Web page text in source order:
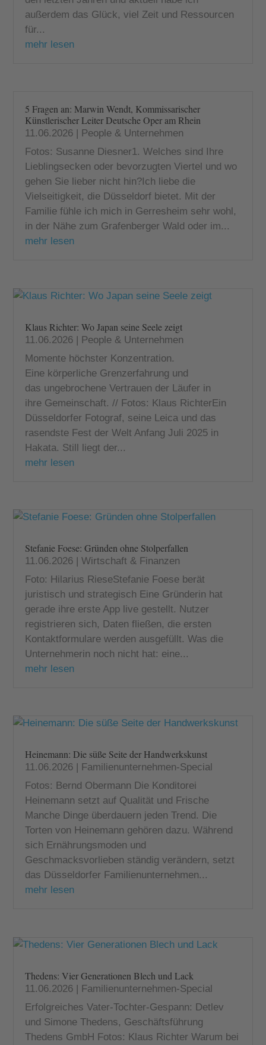
außerdem das Glück, viel Zeit und Ressourcen
für...
mehr lesen
5 Fragen an: Marwin Wendt, Kommissarischer
Künstlerischer Leiter Deutsche Oper am Rhein
11.06.2026
People & Unternehmen
Fotos: Susanne Diesner1. Welches sind Ihre
Lieblingsecken oder bevorzugten Viertel und wo
gehen Sie lieber nicht hin?Ich liebe die
Vielseitigkeit, die Düsseldorf bietet. Mit der
Familie fühle ich mich in Gerresheim sehr wohl,
in der Nähe zum Grafenberger Wald oder im...
mehr lesen
Klaus Richter: Wo Japan seine Seele zeigt
11.06.2026 | People & Unternehmen
Momente höchster Konzentration.
Eine körperliche Grenzerfahrung und
das ungebrochene Vertrauen der Läufer in
ihre Gemeinschaft. // Fotos: Klaus RichterEin
Düsseldorfer Fotograf, seine Leica und das
rasendste Fest der Welt Anfang Juli 2025 in
Hakata. Still liegt der...
mehr lesen
Stefanie Foese: Gründen ohne Stolperfallen
11.06.2026 |Wirtschaft & Finanzen
Foto: Hilarius RieseStefanie Foese berät
juristisch und strategisch Eine Gründerin hat
gerade ihre erste App live gestellt. Nutzer
registrieren sich, Daten fließen, die ersten
Kontaktformulare werden ausgefüllt. Was die
Unternehmerin noch nicht hat: eine...
mehr lesen
Heinemann: Die süße Seite der Handwerkskunst
11.06.2026
Familienunternehmen-Special
Fotos: Bernd Obermann Die Konditorei
Heinemann setzt auf Qualität und Frische
Manche Dinge überdauern jeden Trend. Die
Torten von Heinemann gehören dazu. Während
sich Ernährungsmoden und
Geschmacksvorlieben ständig verändern, setzt
das Düsseldorfer Familienunternehmen...
mehr lesen
Thedens: Vier Generationen Blech und Lack
11.06.2026 | Familienunternehmen-Special
Erfolgreiches Vater-Tochter-Gespann: Detlev
und Simone Thedens, Geschäftsführung
Thedens GmbH Fotos: Klaus Richter Warum bei